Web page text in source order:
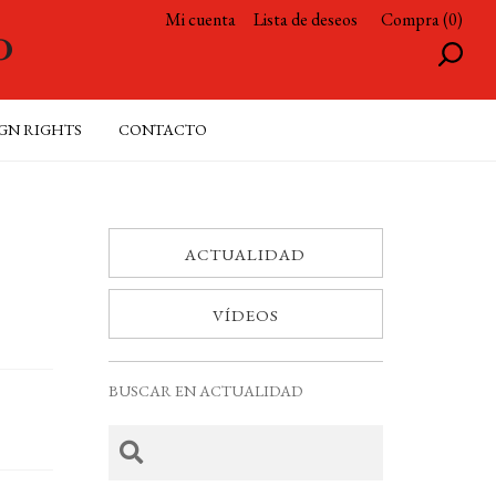
Mi cuenta Lista de deseos Compra (0)
RIGHTS CONTACTO
ACTUALIDAD
VÍDEOS
BUSCAR EN ACTUALIDAD